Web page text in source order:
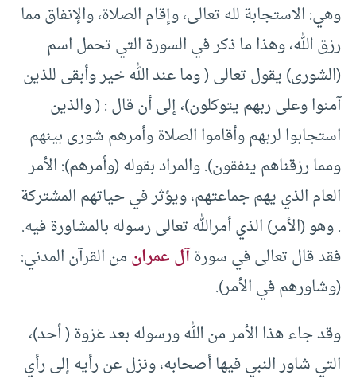
وهي: الاستجابة لله تعالى، وإقام الصلاة، والإنفاق مما
رزق الله، وهذا ما ذكر في السورة التي تحمل اسم
(الشورى) يقول تعالى ( وما عند الله خير وأبقى للذين
آمنوا وعلى ربهم يتوكلون)، إلى أن قال : ( والذين
استجابوا لربهم وأقاموا الصلاة وأمرهم شورى بينهم
ومما رزقناهم ينفقون). والمراد بقوله (وأمرهم): الأمر
العام الذي يهم جماعتهم، ويؤثر في حياتهم المشتركة
. وهو (الأمر) الذي أمرالله تعالى رسوله بالمشاورة فيه.
فقد قال تعالى في سورةآل عمرانمن القرآن المدني:
(وشاورهم في الأمر).
وقد جاء هذا الأمر من الله ورسوله بعد غزوة ( أحد)،
التي شاور النبي فيها أصحابه، ونزل عن رأيه إلى رأي